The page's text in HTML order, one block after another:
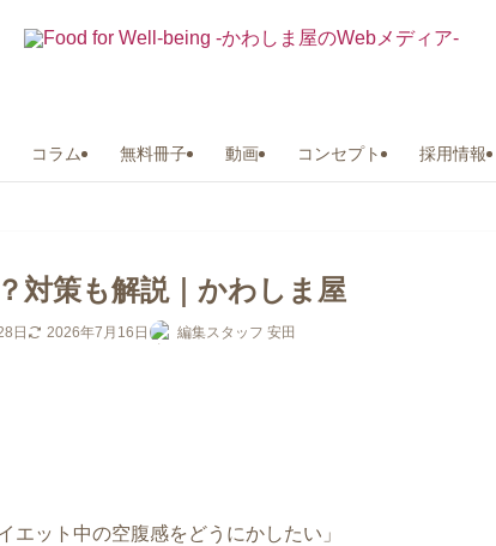
コラム 無料冊子 動画 コンセプト 採用情報
対策も解説｜かわしま屋
日 2026年7月16日 編集スタッフ 安田
エット中の空腹感をどうにかしたい」